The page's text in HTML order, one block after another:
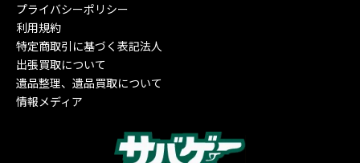
プライバシーポリシー
利用規約
特定商取引に基づく表記法人
出張買取について
遺品整理、遺品買取について
情報メディア